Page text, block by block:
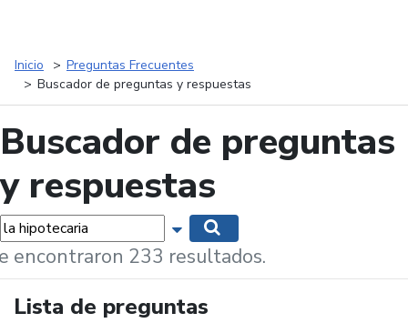
Inicio
Preguntas Frecuentes
Buscador de preguntas y respuestas
Buscador de preguntas
y respuestas
Mostrar opciones de búsqueda
encontraron 233 resultados.
Lista de preguntas